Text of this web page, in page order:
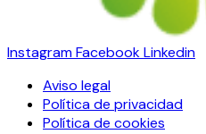
InstagramFacebookLinkedin
Aviso legal
Política de privacidad
Política de cookies